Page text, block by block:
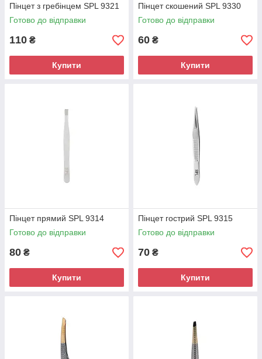
Пінцет з гребінцем SPL 9321
Готово до відправки
110 ₴
Купити
Пінцет скошений SPL 9330
Готово до відправки
60 ₴
Купити
Пінцет прямий SPL 9314
Готово до відправки
80 ₴
Купити
Пінцет гострий SPL 9315
Готово до відправки
70 ₴
Купити